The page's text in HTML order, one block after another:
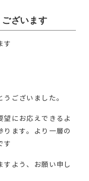
ざいます
す
ございました。
望にお応えできるよ
ります。より一層の
す
すよう、お願い申し